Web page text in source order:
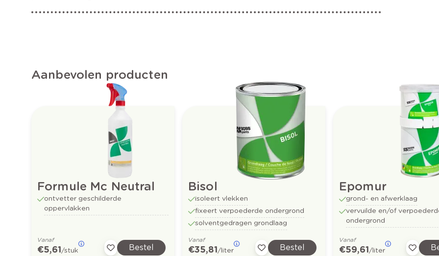
Aanbevolen producten
Formule Mc Neutral
ontvetter geschilderde
oppervlakken
Vanaf
€ 5,61/stuk Bestel
Bisol
isoleert vlekken
fixeert verpoederde ondergrond
solventgedragen grondlaag
Vanaf
€ 35,81/liter Bestel
Epomur
grond- en afwerklaag
vervuilde en/of
ondergrond
Vanaf
€ 59,61/liter